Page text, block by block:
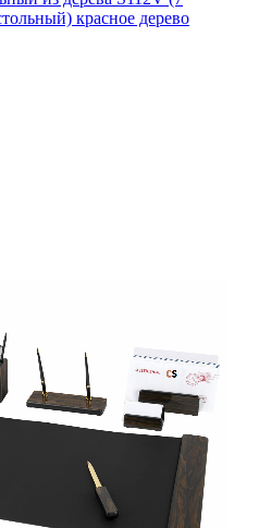
красное дерево